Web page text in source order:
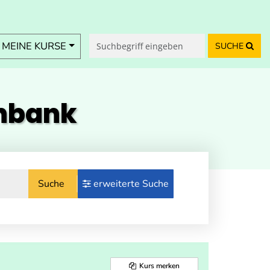
KURSE SUCHE
Suche erweiterte Suche
Kurs merken